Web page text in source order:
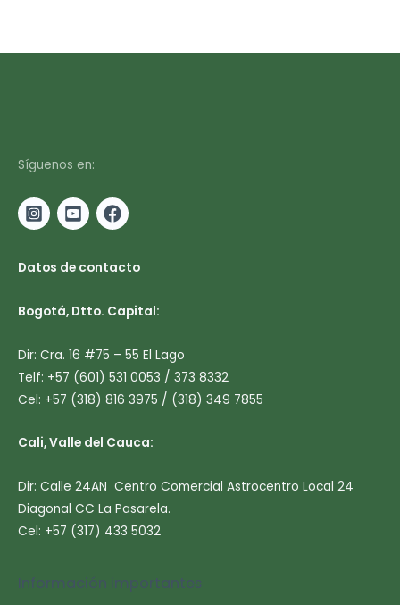
Síguenos en:
Datos de contacto
Bogotá, Dtto. Capital:
Dir: Cra. 16 #75 – 55 El Lago
Telf: +57 (601) 531 0053 / 373 8332
Cel: +57 (318) 816 3975 / (318) 349 7855
Cali, Valle del Cauca:
Dir: Calle 24AN Centro Comercial Astrocentro Local 24
Diagonal CC La Pasarela.
Cel: +57 (317) 433 5032
Información importantes